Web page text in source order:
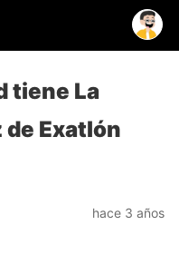
tiene La
de Exatlón
hace 3 años